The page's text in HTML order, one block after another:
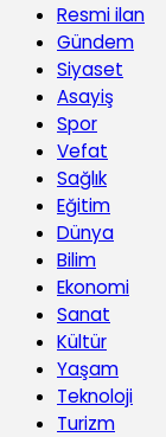
Resmi ilan
Gündem
Siyaset
Asayiş
Spor
Vefat
Sağlık
Eğitim
Dünya
Bilim
Ekonomi
Sanat
Kültür
Yaşam
Teknoloji
Turizm